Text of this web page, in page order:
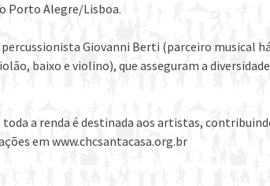
Porto Alegre/Lisboa.
Giovanni Berti (parceiro musical
baixo e violino), que asseguram a diversidade
a renda é destinada aos artistas,
em www.chcsantacasa.org.br